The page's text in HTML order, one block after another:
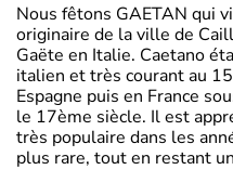
Nous fêtons GAETAN qui
originaire de la ville de
Gaëte en Italie. Caetano
italien et très courant au
Espagne puis en France
le 17ème siècle. Il est
très populaire dans les
plus rare, tout en restant